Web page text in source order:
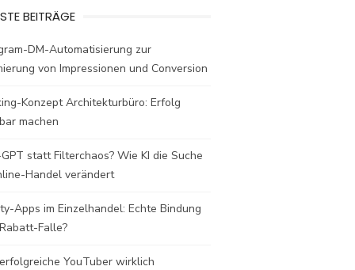
BEITRÄGE
DM-Automatisierung zur
von Impressionen und Conversion
Konzept Architekturbüro: Erfolg
machen
statt Filterchaos? Wie KI die Suche
Handel verändert
Apps im Einzelhandel: Echte Bindung
Falle?
YouTuber wirklich